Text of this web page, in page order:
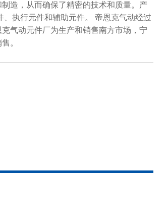
造，从而确保了精密的技术和质量。产
执行元件和辅助元件。 帝恩克气动经过
气动元件厂为生产和销售南方市场，宁
。